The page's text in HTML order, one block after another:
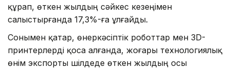
құрап, өткен жылдың сәйкес кезеңімен
салыстырғанда 17,3%-ға ұлғайды.
Сонымен қатар, өнеркәсіптік роботтар мен 3D-
принтерлерді қоса алғанда, жоғары технологиялық
өнім экспорты шілдеде өткен жылдың осы